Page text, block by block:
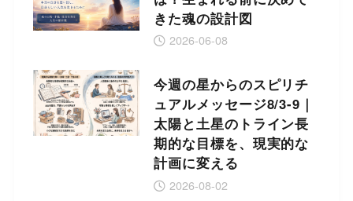
きた魂の設計図
2026-06-08
今週の星からのスピリチ
ュアルメッセージ8/3-9｜
太陽と土星のトライン長
期的な目標を、現実的な
計画に変える
2026-08-02